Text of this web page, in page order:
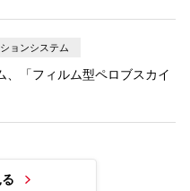
ョンシステム
「フィルム型ペロブスカイ